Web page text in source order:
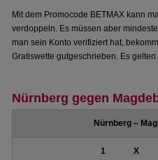
Mit dem Promocode BETMAX kann
verdoppeln. Es müssen aber
man sein Konto verifiziert hat,
Gratiswette gutgeschrieben. Es gelten
Nürnberg gegen
Nürnberg –
1 X